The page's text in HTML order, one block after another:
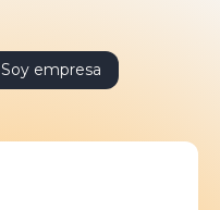
Soy empresa